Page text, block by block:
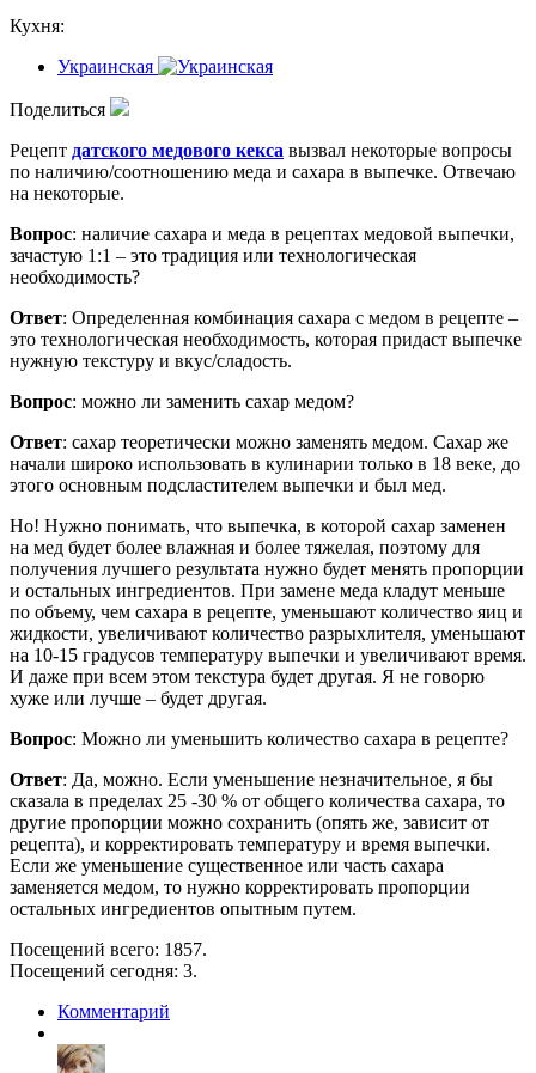
Кухня:
Украинская
Поделиться
Рецепт датского медового кекса вызвал некоторые вопросы
по наличию/соотношению меда и сахара в выпечке. Отвечаю
на некоторые.
Вопрос: наличие сахара и меда в рецептах медовой выпечки,
зачастую 1:1 – это традиция или технологическая
необходимость?
Ответ: Определенная комбинация сахара с медом в рецепте –
это технологическая необходимость, которая придаст выпечке
нужную текстуру и вкус/сладость.
Вопрос: можно ли заменить сахар медом?
Ответ: сахар теоретически можно заменять медом. Сахар же
начали широко использовать в кулинарии только в 18 веке, до
этого основным подсластителем выпечки и был мед.
Но! Нужно понимать, что выпечка, в которой сахар заменен
на мед будет более влажная и более тяжелая, поэтому для
получения лучшего результата нужно будет менять пропорции
и остальных ингредиентов. При замене меда кладут меньше
по объему, чем сахара в рецепте, уменьшают количество яиц и
жидкости, увеличивают количество разрыхлителя, уменьшают
на 10-15 градусов температуру выпечки и увеличивают время.
И даже при всем этом текстура будет другая. Я не говорю
хуже или лучше – будет другая.
Вопрос: Можно ли уменьшить количество сахара в рецепте?
Ответ: Да, можно. Если уменьшение незначительное, я бы
сказала в пределах 25 -30 % от общего количества сахара, то
другие пропорции можно сохранить (опять же, зависит от
рецепта), и корректировать температуру и время выпечки.
Если же уменьшение существенное или часть сахара
заменяется медом, то нужно корректировать пропорции
остальных ингредиентов опытным путем.
Посещений всего: 1857.
Посещений сегодня: 3.
Комментарий